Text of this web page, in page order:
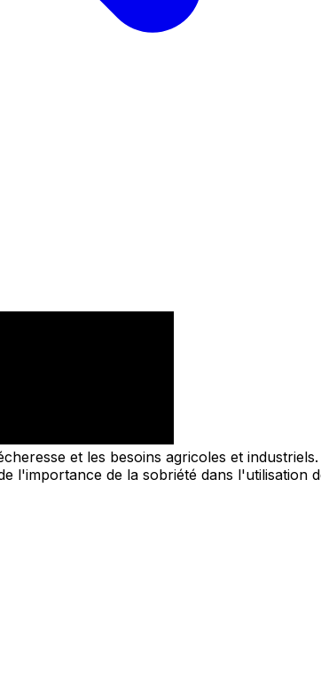
et les besoins agricoles et
de la sobriété dans l'utilisation